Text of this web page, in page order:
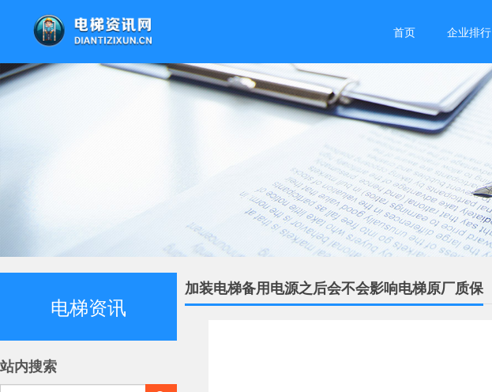
首页 企业排行
电梯资讯
站内搜索
加装电梯备用电源之后会不会影响电梯原厂质保